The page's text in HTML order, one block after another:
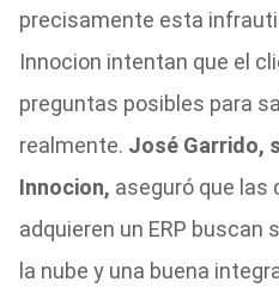
precisamente esta
Innocion intentan que el
preguntas posibles para
realmente. José Garrido,
Innocion, aseguró que las
adquieren un ERP buscan
la nube y una buena